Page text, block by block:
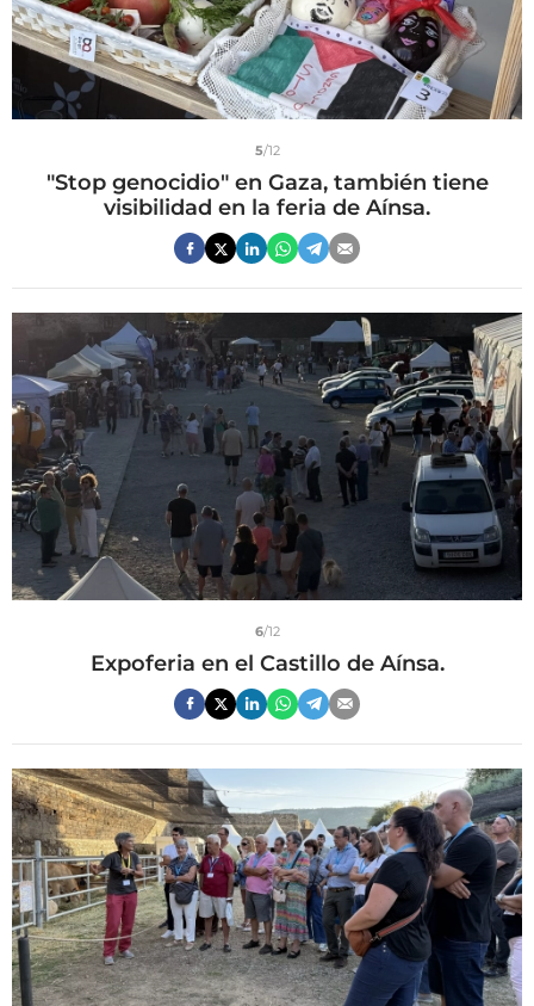
5/12
"Stop genocidio" en Gaza, también tiene
visibilidad en la feria de Aínsa.
6/12
Expoferia en el Castillo de Aínsa.